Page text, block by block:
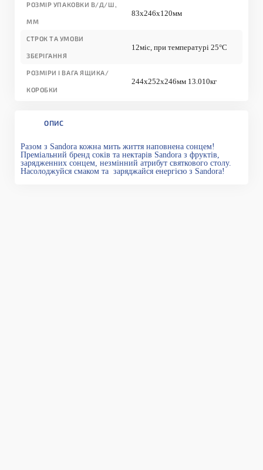
РОЗМІР УПАКОВКИ В/Д/Ш,
ММ
83x246x120мм
СТРОК ТА УМОВИ
ЗБЕРІГАННЯ
12міс, при температурі 25°С
РОЗМІРИ І ВАГА ЯЩИКА/
КОРОБКИ
244x252x246мм 13.010кг
ОПИС
Разом з Sandora кожна мить життя наповнена сонцем!
Преміальний бренд соків та нектарів Sandora з фруктів,
зарядженних сонцем, незмінний атрибут святкового столу.
Насолоджуйся смаком та заряджайся енергією з Sandora!